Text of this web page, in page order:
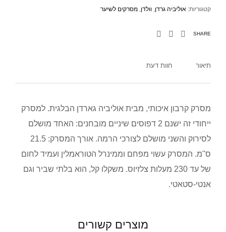
קטגוריות: אוליביה גרדן, וולדן, מסרקים לשיער
SHARE
תיאור חוות דעת
מסרק קרבון איכותי, מבית אוליביה גארדן הבלגית. למסרק
ייחודי זה ישנם 2 דפוסים שיניים מובחנים: האחד מושלם
לסירוק והשני מושלם לצורכי הרמה. אורך המסרק: 21.5
ס"מ. המסרק עשוי מפחם וממינרל הטוראמלין ועמיד לחום
של עד 230 מעלות צלזיוס. משקלו קל, הוא בלתי שביר וגם
אנטי-סטאטי.
מוצרים קשורים